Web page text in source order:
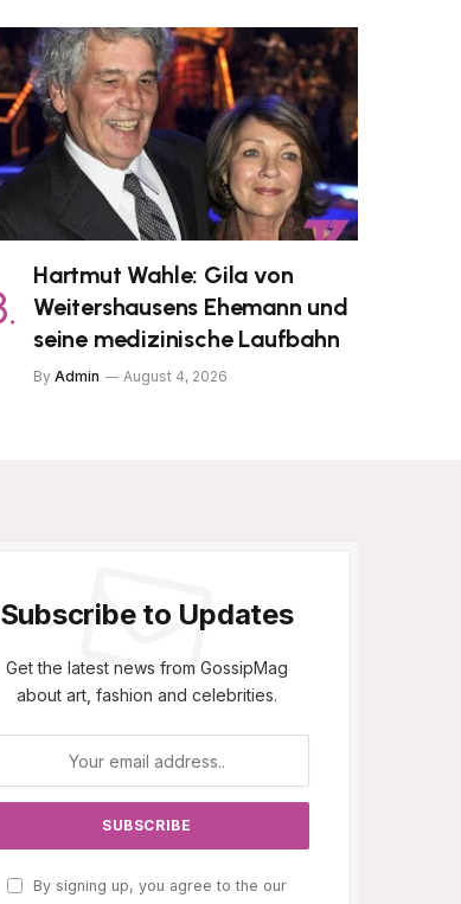
Hartmut Wahle: Gila von
Weitershausens Ehemann und
seine medizinische Laufbahn
By Admin August 4, 2026
Subscribe to Updates
Get the latest news from GossipMag
about art, fashion and celebrities.
By signing up, you agree to the our